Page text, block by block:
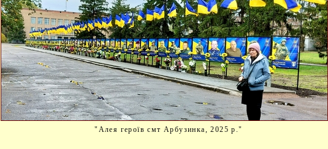
"Алея героїв смт Арбузинка, 2025 р."